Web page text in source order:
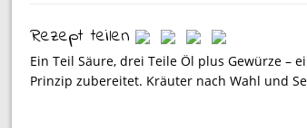
Rezept teilen
Ein Teil Säure, drei Teile Öl plus Gewürze –
Prinzip zubereitet. Kräuter nach Wahl und